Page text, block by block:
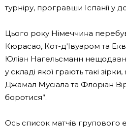
турніру, програвши Іспанії у
Цього року Німеччина
Кюрасао, Кот-д'Івуаром та
Юліан Нагельсманн
у складі якої грають такі
Джамал Мусіала та Флоріан
боротися”.
Ось список матчів групового